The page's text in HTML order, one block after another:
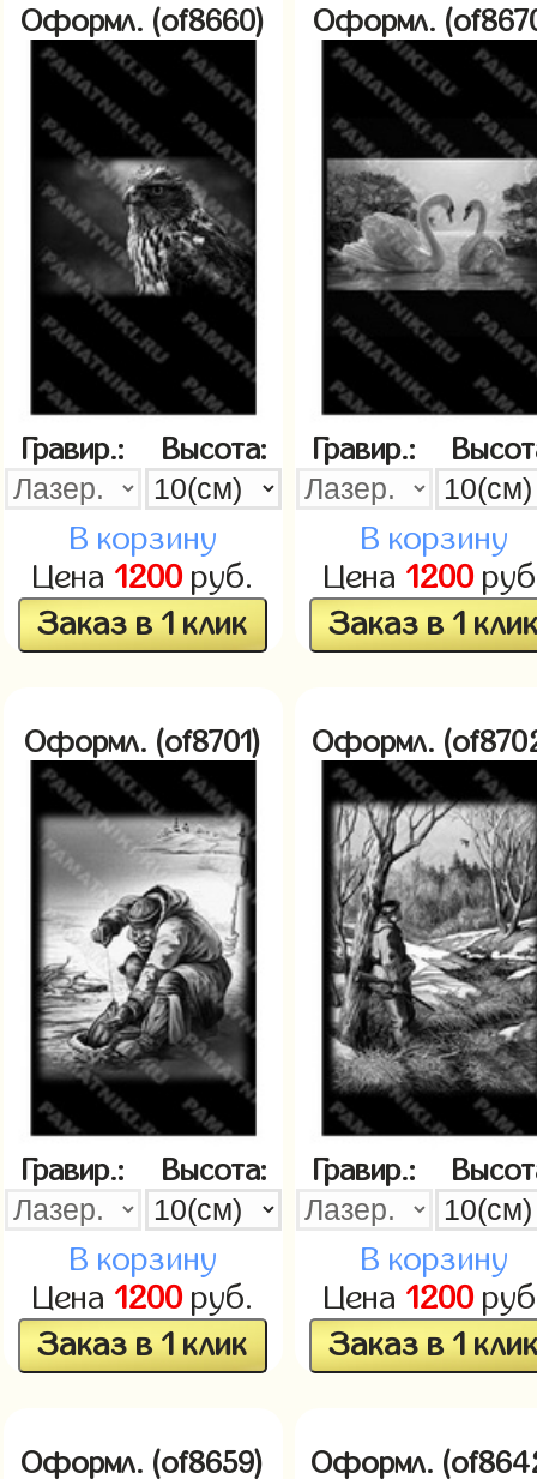
Оформл. (of8660)
Гравир.: Высота:
В корзину
Цена 1200руб.
Заказ в 1 клик
Оформл.
Гравир.:
В корзину
Цена 1200
Заказ в 1
Оформл. (of8701)
Гравир.: Высота:
В корзину
Цена 1200руб.
Заказ в 1 клик
Оформл.
Гравир.:
В корзину
Цена 1200
Заказ в 1
Оформл. (of8659) Оформл.